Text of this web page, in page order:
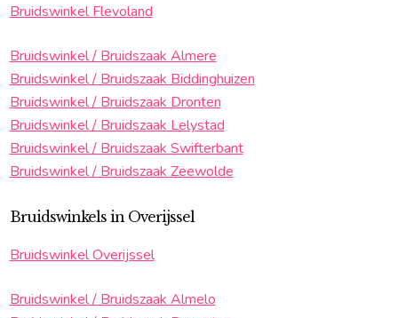
Bruidswinkel Flevoland
Bruidswinkel / Bruidszaak Almere
Bruidswinkel / Bruidszaak Biddinghuizen
Bruidswinkel / Bruidszaak Dronten
Bruidswinkel / Bruidszaak Lelystad
Bruidswinkel / Bruidszaak Swifterbant
Bruidswinkel / Bruidszaak Zeewolde
Bruidswinkels in Overijssel
Bruidswinkel Overijssel
Bruidswinkel / Bruidszaak Almelo